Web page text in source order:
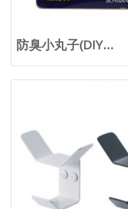
防臭小丸子(DIY...